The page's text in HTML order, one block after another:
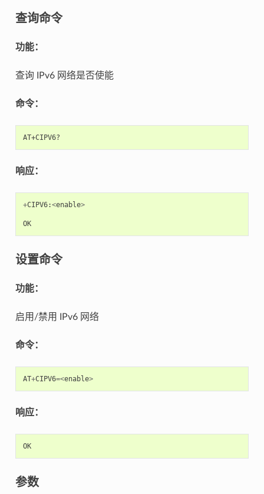
查询命令
功能：
查询 IPv6 网络是否使能
命令：
响应：
+CIPV6:<enable>
OK
设置命令
功能：
启用/禁用 IPv6 网络
命令：
AT+CIPV6=<enable>
响应：
OK
参数